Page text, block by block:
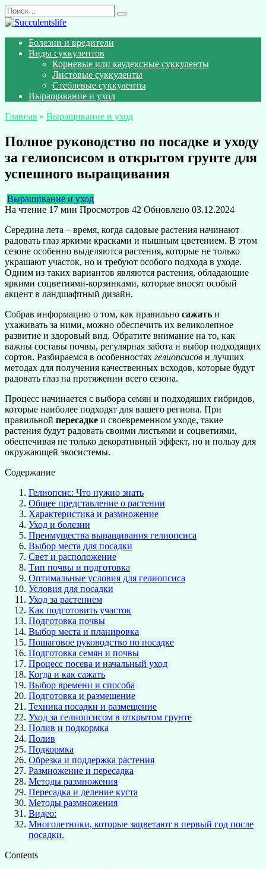
Перейти
к
Search
for:
Болезни и вредители
Виды суккулентов
Корневые или каудексные суккуленты
Листовые суккуленты
Стеблевые суккуленты
Выращивание и уход
Главная » Выращивание и уход
Полное руководство по посадке и уходу
за гелиопсисом в открытом грунте для
успешного выращивания
Выращивание и уход
На чтение 17 мин Просмотров 42 Обновлено 03.12.2024
Середина лета – время, когда садовые растения начинают
радовать глаз яркими красками и пышным цветением. В этом
сезоне особенно выделяются растения, которые не только
украшают участок, но и требуют особого подхода в уходе.
Одним из таких вариантов являются растения, обладающие
яркими соцветиями-корзинками, которые вносят особый
акцент в ландшафтный дизайн.
Собрав информацию о том, как правильно сажать и
ухаживать за ними, можно обеспечить их великолепное
развитие и здоровый вид. Обратите внимание на то, как
важны составы почвы, регулярная забота и выбор подходящих
сортов. Разбираемся в особенностях гелиопсисов и лучших
методах для получения качественных всходов, которые будут
радовать глаз на протяжении всего сезона.
Процесс начинается с выбора семян и подходящих гибридов,
которые наиболее подходят для вашего региона. При
правильной пересадке и своевременном уходе, такие
растения будут радовать своими листьями и соцветиями,
обеспечивая не только декоративный эффект, но и пользу для
окружающей экосистемы.
Содержание
Гелиопсис: Что нужно знать
Общее представление о растении
Характеристика и размножение
Уход и болезни
Преимущества выращивания гелиопсиса
Выбор места для посадки
Свет и расположение
Тип почвы и подготовка
Оптимальные условия для гелиопсиса
Условия для посадки
Уход за растением
Как подготовить участок
Подготовка почвы
Выбор места и планировка
Пошаговое руководство по посадке
Подготовка семян и почвы
Процесс посева и начальный уход
Когда и как сажать
Выбор времени и способа
Подготовка и размещение
Техника посадки и размещение
Уход за гелиопсисом в открытом грунте
Полив и подкормка
Полив
Подкормка
Обрезка и поддержка растения
Размножение и пересадка
Методы размножения
Пересадка и деление куста
Методы размножения
Видео:
Многолетники, которые зацветают в первый год после
посадки.
Contents